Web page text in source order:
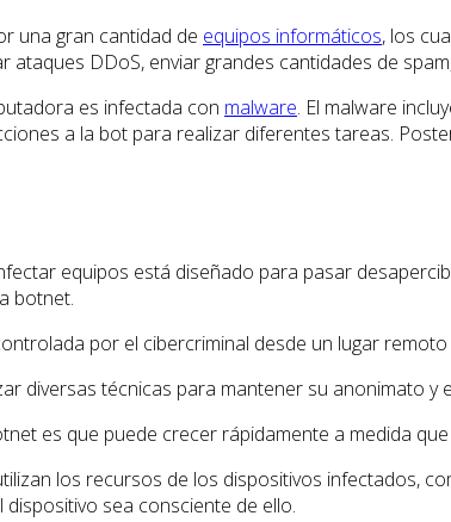
una gran cantidad de equipos informáticos, los
DDoS, enviar grandes cantidades de
es infectada con malware. El malware
a la bot para realizar diferentes tareas.
equipos está diseñado para pasar
botnet.
por el cibercriminal desde un lugar
diversas técnicas para mantener su anonimato
es que puede crecer rápidamente a medida
los recursos de los dispositivos infectados,
sea consciente de ello.